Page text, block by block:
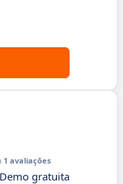
1 avaliações
Demo gratuita